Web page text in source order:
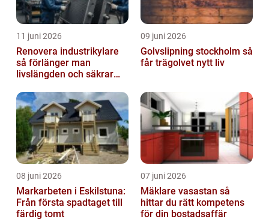
11 juni 2026
Renovera industrikylare
så förlänger man
livslängden och säkrar
09 juni 2026
Golvslipning stockholm så
får trägolvet nytt liv
08 juni 2026
Markarbeten i Eskilstuna:
Från första spadtaget till
färdig tomt
07 juni 2026
Mäklare vasastan så
hittar du rätt kompetens
för din bostadsaffär